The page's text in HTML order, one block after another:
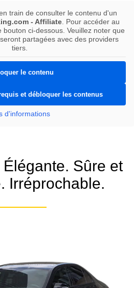
train de consulter le contenu d'un
- Affiliate. Pour accéder au
ci-dessous. Veuillez noter que
partagées avec des providers
tiers.
le contenu
et débloquer les contenus
d'informations
Sûre et
Irréprochable.